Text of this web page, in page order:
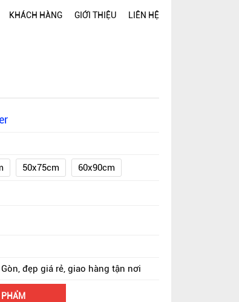
KHÁCH HÀNG GIỚI THIỆU LIÊN HỆ
50x75cm 60x90cm
đẹp giá rẻ, giao hàng tận nơi